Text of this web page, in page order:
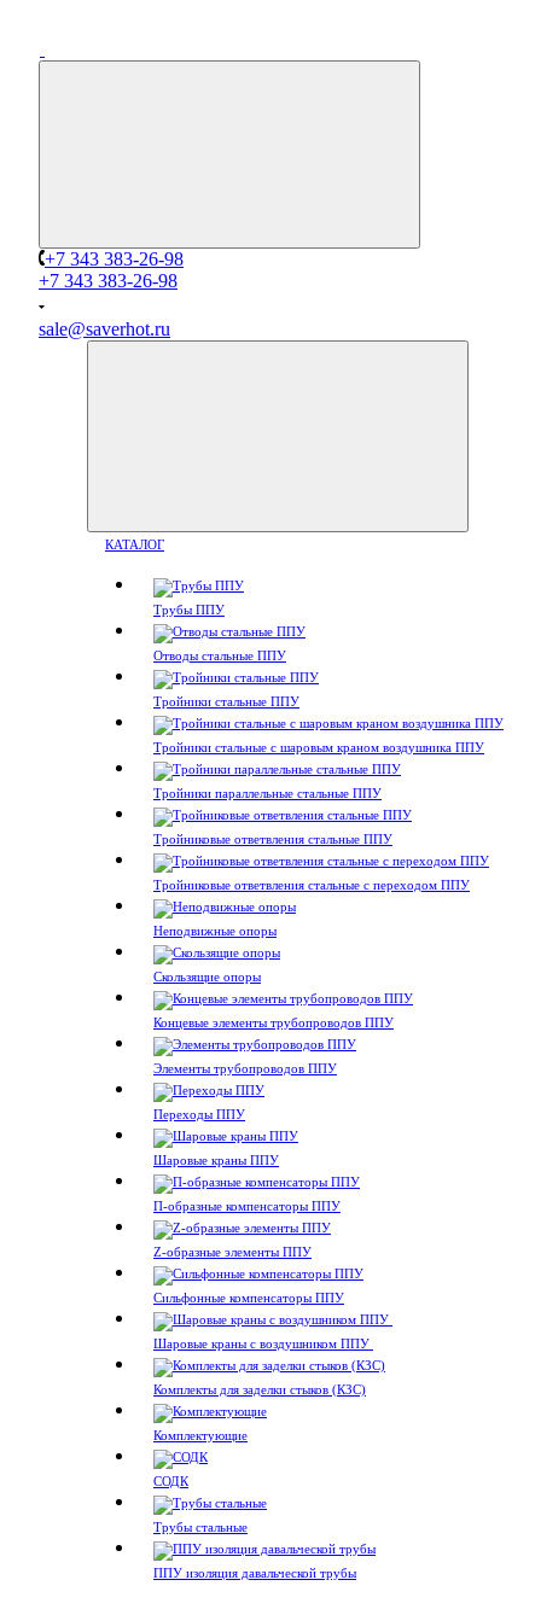
+7 343 383-26-98
+7 343 383-26-98
sale@saverhot.ru
КАТАЛОГ
Трубы ППУ
Отводы стальные ППУ
Тройники стальные ППУ
Тройники стальные с шаровым краном воздушника ППУ
Тройники параллельные стальные ППУ
Тройниковые ответвления стальные ППУ
Тройниковые ответвления стальные с переходом ППУ
Неподвижные опоры
Скользящие опоры
Концевые элементы трубопроводов ППУ
Элементы трубопроводов ППУ
Переходы ППУ
Шаровые краны ППУ
П-образные компенсаторы ППУ
Z-образные элементы ППУ
Сильфонные компенсаторы ППУ
Шаровые краны с воздушником ППУ
Комплекты для заделки стыков (КЗС)
Комплектующие
СОДК
Трубы стальные
ППУ изоляция давальческой трубы